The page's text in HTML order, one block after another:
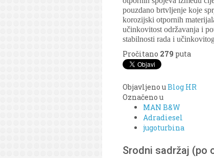
pouzdano brtvljenje koje
korozijski otpornih
učinkovitost održavanja i
stabilnosti rada i
Pročitano 279 puta
Objavljeno uBlog HR
Označeno u
MAN B&W
Adradiesel
jugoturbina
Srodni sadržaj (po